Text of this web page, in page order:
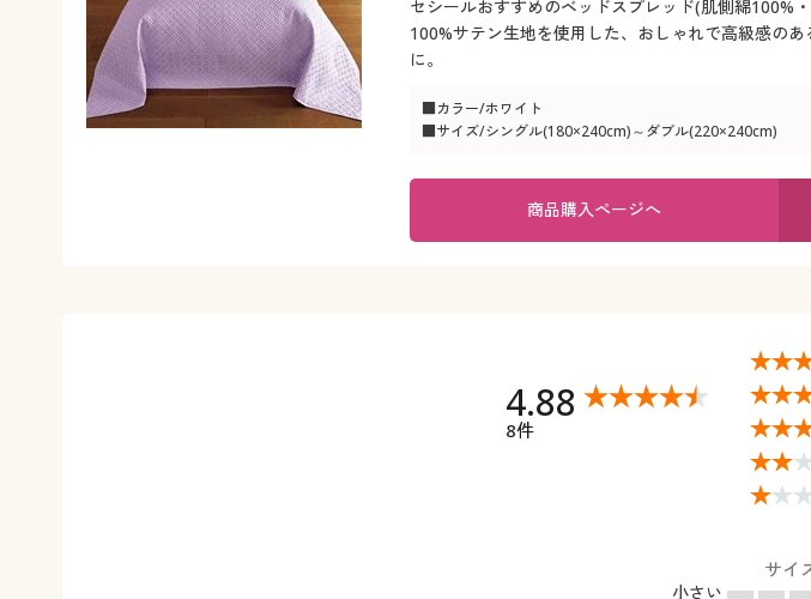
セシールおすすめのベッドスプレッド(肌側綿100%
100%サテン生地を使用した、おしゃれで高級感の
に。
■カラー/ホワイト
■サイズ/シングル(180×240cm)～ダブル(220×240cm)
商品購入ページへ
4.88
8件
サイ
小さい